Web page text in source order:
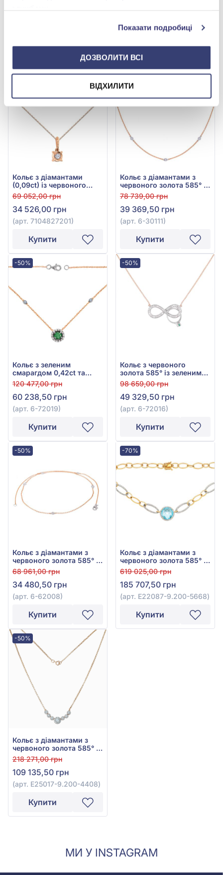
Показати подробиці
ДОЗВОЛИТИ ВСІ
ВІДХИЛИТИ
-50%
Кольє з діамантами
(0,09ct) із червоного
золота 585°, арт.
7104827201
69 052,00 грн
34 526,00 грн
(арт. 7104827201)
Купити
-50%
Кольє з діамантами з
червоного золота 585° з
діамантом 0,09ct, арт. 6-
30111
78 739,00 грн
39 369,50 грн
(арт. 6-30111)
Купити
-50%
Кольє з зеленим
смарагдом 0,42ct та
діамантом 0,2ct із
червоного золота 585°,
арт. 6-72019
120 477,00 грн
60 238,50 грн
(арт. 6-72019)
Купити
-50%
Кольє з червоного
золота 585° із зеленим
смарагдом 0,05ct та
діамантами 0,19ct, арт.
6-72016
98 659,00 грн
49 329,50 грн
(арт. 6-72016)
Купити
-50%
Кольє з діамантами з
червоного золота 585° з
діамантом 0,12ct, арт. 6-
62008
68 961,00 грн
34 480,50 грн
(арт. 6-62008)
Купити
-70%
Кольє з діамантами з
червоного золота 585° з
діамантом 1,27ct та
топазом Swiss Blue
9,78ct, арт. E22087-
9.200-5668
619 025,00 грн
185 707,50 грн
(арт. E22087-9.200-5668)
Купити
-50%
Кольє з діамантами з
червоного золота 585° з
діамантом 0,82ct, арт.
E25017-9.200-4408
218 271,00 грн
109 135,50 грн
(арт. E25017-9.200-4408)
Купити
МИ У INSTAGRAM